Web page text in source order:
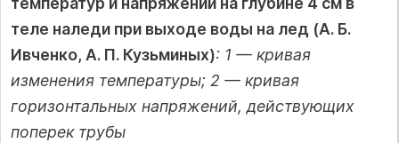
теле наледи при выходе воды на лед (А. Б.
Ивченко, А. П. Кузьминых): 1 — кривая
изменения температуры; 2 — кривая
горизонтальных напряжений, действующих
поперек трубы